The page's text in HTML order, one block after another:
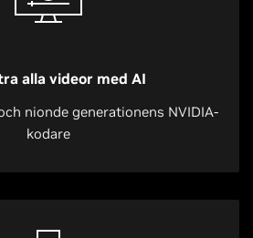
alla videor med AI
nionde generationens NVIDIA-
kodare